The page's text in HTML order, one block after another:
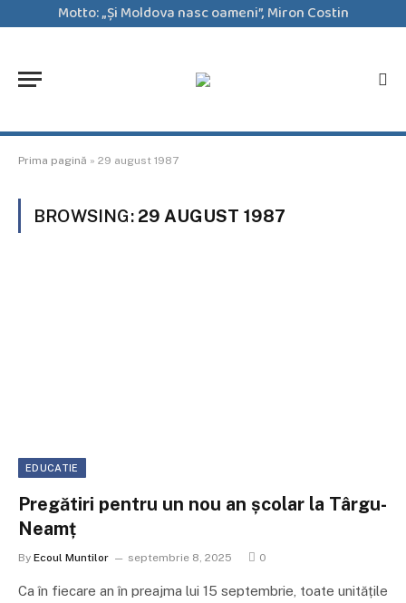
Motto: „Şi Moldova nasc oameni”, Miron Costin
Prima pagină » 29 august 1987
BROWSING: 29 AUGUST 1987
EDUCATIE
Pregătiri pentru un nou an școlar la Târgu-
Neamț
By Ecoul Muntilor septembrie 8, 2025 0
Ca în fiecare an în preajma lui 15 septembrie, toate unitățile